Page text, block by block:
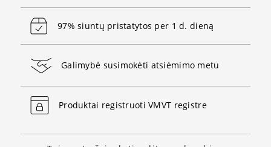
97% siuntų pristatytos per 1 d. dieną
Galimybė susimokėti atsiėmimo metu
Produktai registruoti VMVT registre